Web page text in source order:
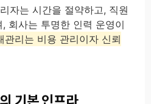
자는 시간을 절약하고, 직원
회사는 투명한 인력 운영이
관리는 비용 관리이자 신뢰
기본 인프라